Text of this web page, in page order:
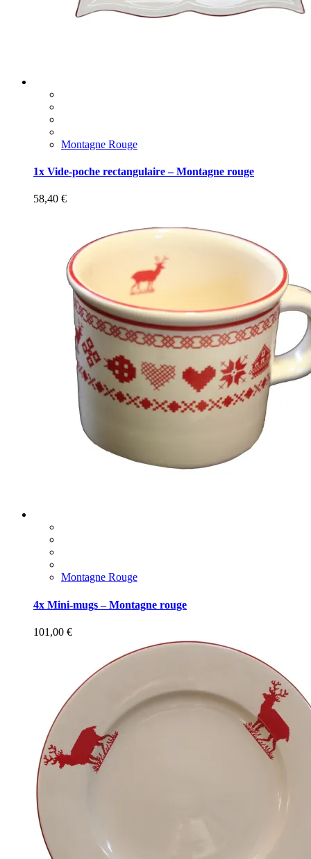
Montagne Rouge
1x Vide-poche rectangulaire – Montagne rouge
58,40 €
Montagne Rouge
4x Mini-mugs – Montagne rouge
101,00 €